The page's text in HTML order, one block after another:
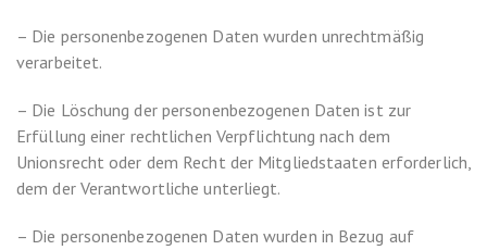
– Die personenbezogenen Daten wurden unrechtmäßig
verarbeitet.
– Die Löschung der personenbezogenen Daten ist zur
Erfüllung einer rechtlichen Verpflichtung nach dem
Unionsrecht oder dem Recht der Mitgliedstaaten erforderlich,
dem der Verantwortliche unterliegt.
– Die personenbezogenen Daten wurden in Bezug auf